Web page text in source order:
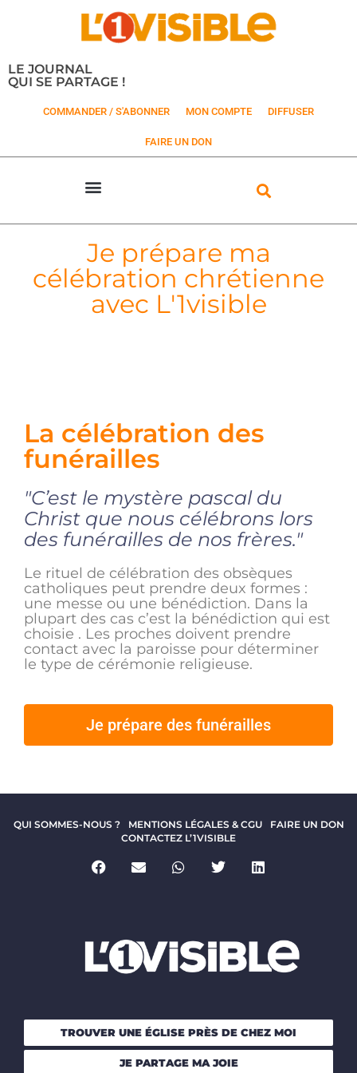
LE JOURNAL
QUI SE PARTAGE !
COMMANDER / S'ABONNER MON COMPTE DIFFUSER
FAIRE UN DON
Je prépare ma
célébration chrétienne
avec L'1visible
La célébration des
funérailles
"C’est le mystère pascal du
Christ que nous célébrons lors
des funérailles de nos frères."
Le rituel de célébration des obsèques
catholiques peut prendre deux formes :
une messe ou une bénédiction. Dans la
plupart des cas c’est la bénédiction qui est
choisie . Les proches doivent prendre
contact avec la paroisse pour déterminer
le type de cérémonie religieuse.
Je prépare des funérailles
QUI SOMMES-NOUS ? MENTIONS LÉGALES & CGU
FAIRE UN DON
CONTACTEZ L’1VISIBLE
TROUVER UNE ÉGLISE PRÈS DE CHEZ MOI
JE PARTAGE MA JOIE